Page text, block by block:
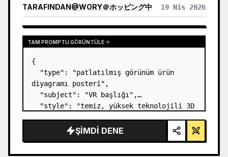
TARAFINDAN@WORY＠ホッピング中 19 Nis 2026
TAM PROMPTU GÖRÜNTÜLE
{
  "type": "patlatılmış görünüm ürün
diyagramı posteri",
  "subject": "VR başlığı",
  "style": "temiz, yüksek teknolojili 3D
vurgular",
  "background": "{argument
ŞIMDI DENE